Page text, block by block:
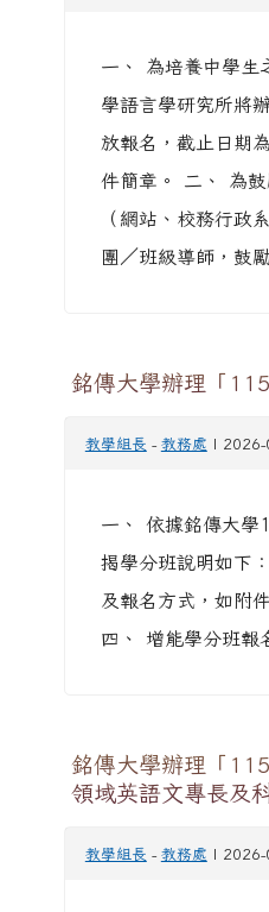
一、 為培養中學生
學語言學研究所將
放報名，截止日期
件簡章。 二、 為
（網站、校務行政
團／班級導師，鼓
銘傳大學辦理「
教學組長 - 教務處 | 2026-
一、 依據銘傳大
揭學分班說明如下
及報名方式，如附
四、 增能學分班報
銘傳大學辦理「
領域英語文專長及
教學組長 - 教務處 | 2026-